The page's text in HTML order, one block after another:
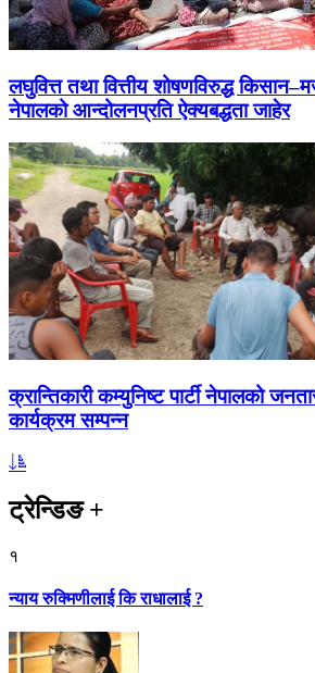
लघुवित्त तथा वित्तीय शोषणविरुद्ध
नेपालको आन्दोलनप्रति ऐक्यबद्धता जाहेर
क्रान्तिकारी कम्युनिष्ट पार्टी नेपालको
कार्यक्रम सम्पन्न
ट्रेन्डिङ+
१
न्याय रुक्मिणीलाई कि राधालाई ?